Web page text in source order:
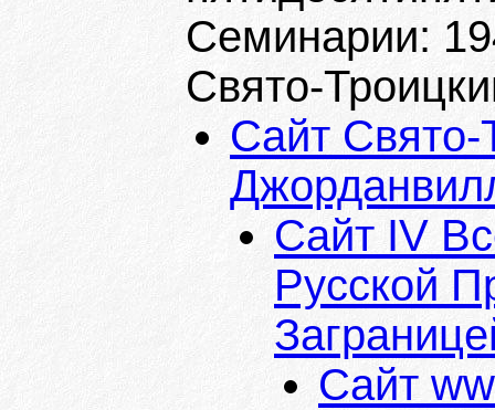
Семинарии:
Свято-
Сайт Свято-
Сайт IV
Русской
Сайт